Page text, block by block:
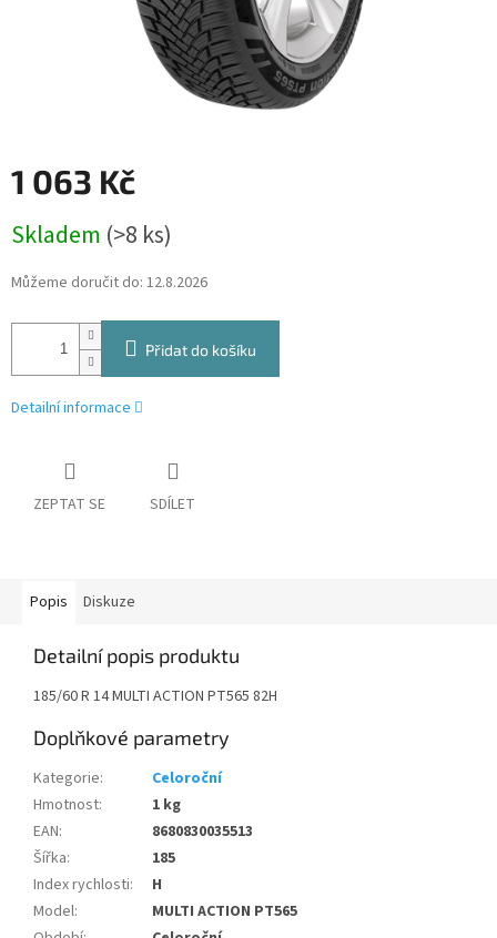
1 063 Kč
cena:
Skladem (>8 ks)
Můžeme doručit do: 12.8.2026
Přidat do košíku
Detailní informace
ZEPTAT SE SDÍLET
Popis Diskuze
Detailní popis produktu
185/60 R 14 MULTI ACTION PT565 82H
Doplňkové parametry
Kategorie:
Celoroční
Hmotnost:
1 kg
EAN:
8680830035513
Šířka:
185
Index rychlosti:
H
Model:
MULTI ACTION PT565